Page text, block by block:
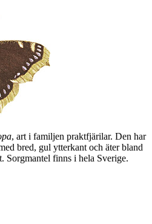
, art i familjen praktfjärilar. Den har
bred, gul ytterkant och äter bland
Sorgmantel finns i hela Sverige.